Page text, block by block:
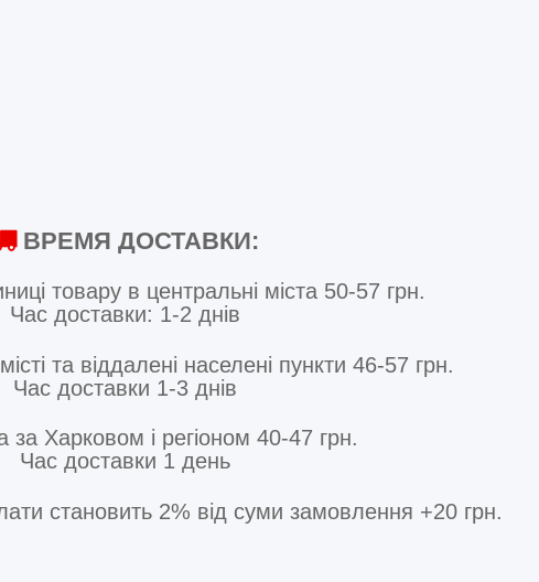
ВРЕМЯ ДОСТАВКИ:
товару в центральні міста 50-57 грн.
Час доставки: 1-2 днів
та віддалені населені пункти 46-57 грн.
Час доставки 1-3 днів
за Харковом і регіоном 40-47 грн.
Час доставки 1 день
становить 2% від суми замовлення +20 грн.